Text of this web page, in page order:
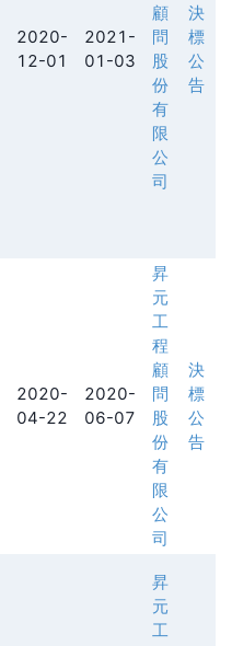
2020-
12-01
2021-
01-03
顧
問
股
份
有
限
公
司
決
標
公
告
2020-
04-22
2020-
06-07
昇
元
工
程
顧
問
股
份
有
限
公
司
決
標
公
告
昇
元
工